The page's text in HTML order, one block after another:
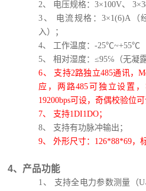
2、 电压规格：3×100V、3×
3、 电流规格：3×1(6)A （
入）；
4、 工作温度：-25℃~+55℃
5、相对湿度：≤95℅ （无凝
6、 支持2路独立485通讯，
应，两路485 可独立设置
19200bps可设，奇偶校验位可
7、 支持1DI1DO；
8、 支持有功脉冲输出；
9、外形尺寸： 126*88*69，
4、产品功能
1、 支持全电力参数测量（